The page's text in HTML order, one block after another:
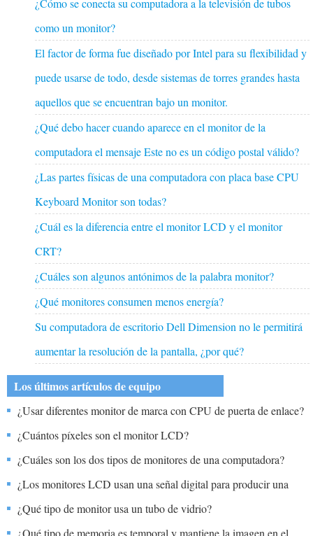
¿Cómo se conecta su computadora a la televisión de tubos
como un monitor?
El factor de forma fue diseñado por Intel para su flexibilidad y
puede usarse de todo, desde sistemas de torres grandes hasta
aquellos que se encuentran bajo un monitor.
¿Qué debo hacer cuando aparece en el monitor de la
computadora el mensaje Este no es un código postal válido?
¿Las partes físicas de una computadora con placa base CPU
Keyboard Monitor son todas?
¿Cuál es la diferencia entre el monitor LCD y el monitor
CRT?
¿Cuáles son algunos antónimos de la palabra monitor?
¿Qué monitores consumen menos energía?
Su computadora de escritorio Dell Dimension no le permitirá
aumentar la resolución de la pantalla, ¿por qué?
Los últimos artículos de equipo
¿Usar diferentes monitor de marca con CPU de puerta de enlace?
¿Cuántos píxeles son el monitor LCD?
¿Cuáles son los dos tipos de monitores de una computadora?
¿Los monitores LCD usan una señal digital para producir una
imagen?
¿Qué tipo de monitor usa un tubo de vidrio?
¿Qué tipo de memoria es temporal y mantiene la imagen en el